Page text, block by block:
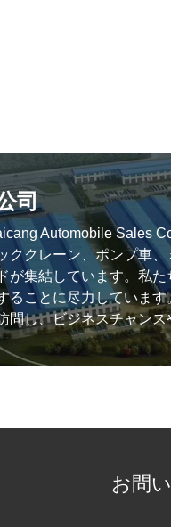
司
Automobile Sales
ククレーン、ポンプ車
が集結しています。私
ることに尽力していま
問し、ビジネスチャン
お問